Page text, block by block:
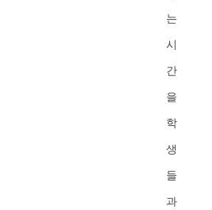
는
시
간
을
학
생
들
과